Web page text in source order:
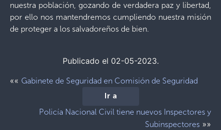
nuestra población, gozando de verdadera paz y libertad,
por ello nos mantendremos cumpliendo nuestra misión
de proteger a los salvadoreños de bien.
Publicado el 02-05-2023.
«« Gabinete de Seguridad en Comisión de Seguridad
Ir a
Policía Nacional Civil tiene nuevos Inspectores y
Subinspectores »»